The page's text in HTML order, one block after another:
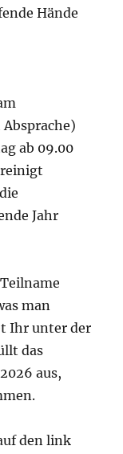
Hände
ab 09.00
Jahr
man
Ihr unter der
das
aus,
den link